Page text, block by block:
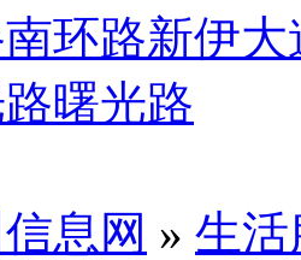
南环路新伊大
曙光路
息网 » 生活